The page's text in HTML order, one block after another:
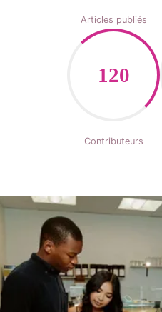
Articles publiés
120
Contributeurs